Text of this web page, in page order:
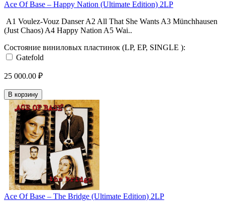
Ace Of Base ‎– Happy Nation (Ultimate Edition) 2LP
A1 Voulez-Vouz Danser A2 All That She Wants A3 Münchhausen
(Just Chaos) A4 Happy Nation A5 Wai..
Состояние виниловых пластинок (LP, EP, SINGLE ):
Gatefold
25 000.00 ₽
В корзину
Ace Of Base ‎– The Bridge (Ultimate Edition) 2LP